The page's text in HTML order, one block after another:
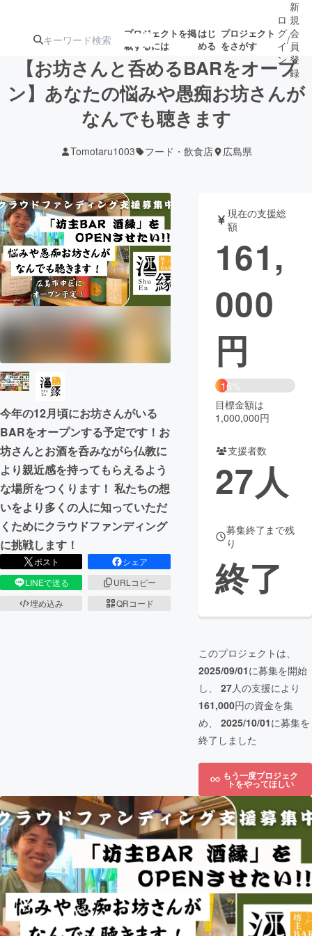
プロジェクトを掲
載するには
はじ
める
プロジェクト
をさがす
注目のリ 注目の新着プロ募集終了が近いプ
ロジェクト
テクノロジー・ガジェット
映像・映画 書籍・雑誌
ビジネス・起業 チャレンジ
まちづくり・地域活性化
CAMPFIRE for Social Good
CAMPFIRE Creation
コミュニティ
ロ
グ
イ
ン
/
新
規
会
員
登
録
【お坊さんと呑めるBARをオープ
ン】あなたの悩みや愚痴お坊さんが
なんでも聴きます
Tomotaru1003 フード・飲食店 広島県
今年の12月頃にお坊さんがいる
BARをオープンする予定です！お
坊さんとお酒を呑みながら仏教に
より親近感を持ってもらえるよう
な場所をつくります！ 私たちの想
いをより多くの人に知っていただ
くためにクラウドファンディング
に挑戦します！
ポスト
シェア
LINEで送る
URLコピー
埋め込み
QRコード
現在の支援総
額
161,
000
円
16%
目標金額は
1,000,000円
支援者数
27人
募集終了まで残
り
終了
このプロジェクトは、
2025/09/01に募集を開始
し、 27人の支援により
161,000円の資金を集
め、 2025/10/01に募集を
終了しました
もう一度プロジェク
トをやってほしい